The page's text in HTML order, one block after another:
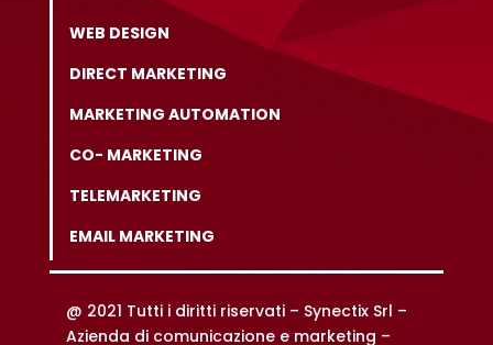
WEB DESIGN
DIRECT MARKETING
MARKETING AUTOMATION
CO- MARKETING
TELEMARKETING
EMAIL MARKETING
@ 2021 Tutti i diritti riservati – Synectix Srl –
Azienda di comunicazione e marketing –